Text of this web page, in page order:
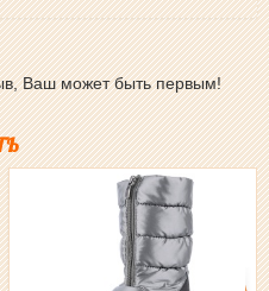
Ваш может быть первым!